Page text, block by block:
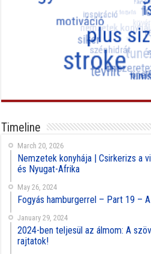
Timeline
March 20, 2026
Nemzetek konyhája | Csirkerizs a
és Nyugat-Afrika
May 26, 2024
Fogyás hamburgerrel – Part 19 –
January 29, 2024
2024-ben teljesül az álmom: A
rajtatok!